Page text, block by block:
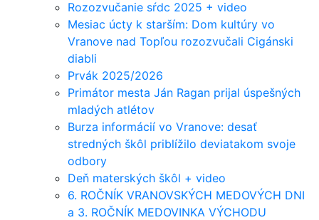
Rozozvučanie sŕdc 2025 + video
Mesiac úcty k starším: Dom kultúry vo
Vranove nad Topľou rozozvučali Cigánski
diabli
Prvák 2025/2026
Primátor mesta Ján Ragan prijal úspešných
mladých atlétov
Burza informácií vo Vranove: desať
stredných škôl priblížilo deviatakom svoje
odbory
Deň materských škôl + video
6. ROČNÍK VRANOVSKÝCH MEDOVÝCH DNI
a 3. ROČNÍK MEDOVINKA VÝCHODU